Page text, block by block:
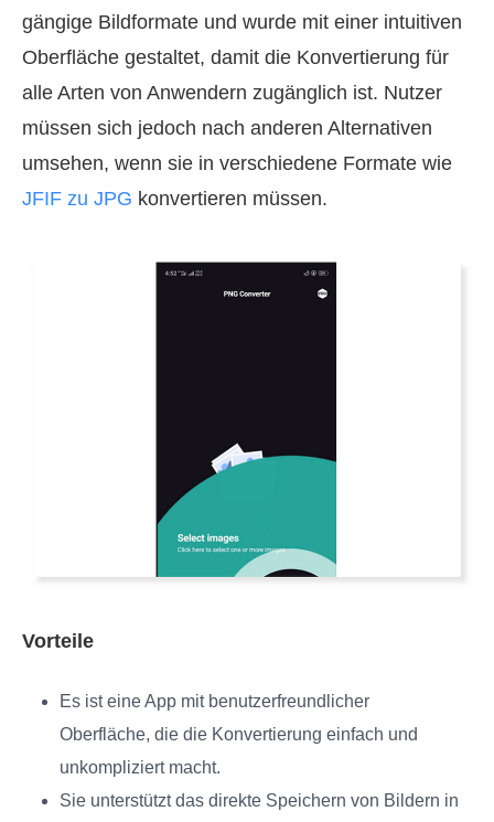
gängige Bildformate und wurde mit einer intuitiven
Oberfläche gestaltet, damit die Konvertierung für
alle Arten von Anwendern zugänglich ist. Nutzer
müssen sich jedoch nach anderen Alternativen
umsehen, wenn sie in verschiedene Formate wie
JFIF zu JPG konvertieren müssen.
Vorteile
Es ist eine App mit benutzerfreundlicher
Oberfläche, die die Konvertierung einfach und
unkompliziert macht.
Sie unterstützt das direkte Speichern von Bildern in